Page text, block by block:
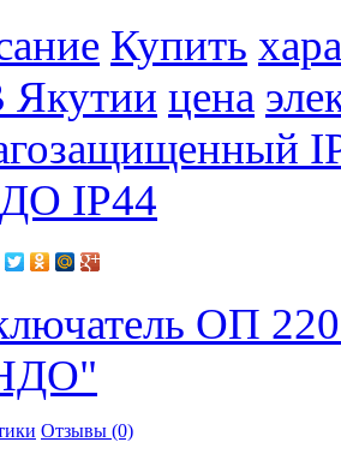
Купить
Якутии цена
IP44
Отзывы (0)